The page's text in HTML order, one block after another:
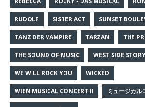
RUDOLF SISTER ACT SUNSET
TANZ DER VAMPIRE TARZAN THE
THE SOUND OF MUSIC WEST SIDE STORY
WE WILL ROCK YOU WICKED
WIEN MUSICAL CONCERT II ミュージカル